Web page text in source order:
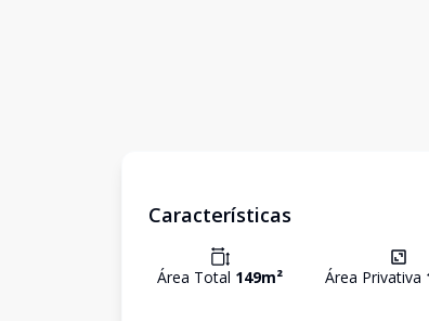
Características
Área Total 149m² Área Privativa